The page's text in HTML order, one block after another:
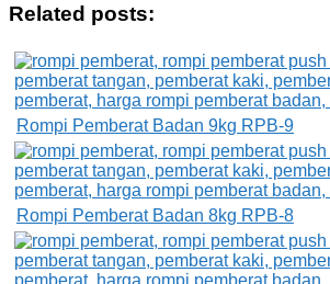
Related posts:
Rompi Pemberat Badan 9kg RPB-9
Rompi Pemberat Badan 8kg RPB-8